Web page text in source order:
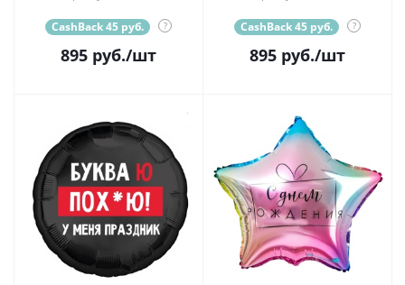
CashBack 45 руб. ?
895 руб./шт
CashBack 45 руб. ?
895 руб./шт